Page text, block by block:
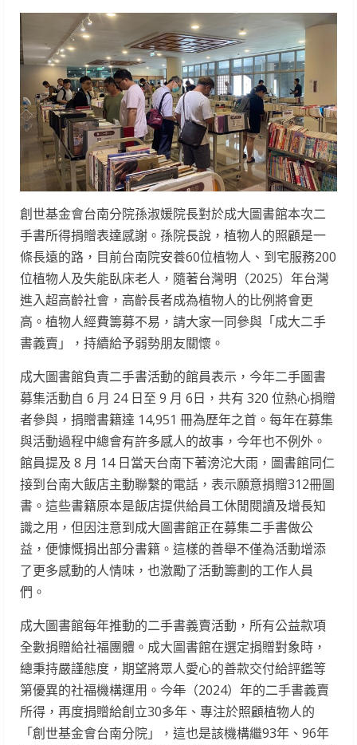
創世基金會台南分院孫淑媛院長對於成大圖書館本次二
手書所得捐贈表達感謝。孫院長說，植物人的照顧是一
條長遠的路，目前台南院安養60位植物人、到宅服務200
位植物人及失能臥床老人，隨著台灣明（2025）年台灣
進入超高齡社會，高齡長者成為植物人的比例將會更
高。植物人經費籌募不易，請大家一同參與「成大二手
書義賣」，持續給予弱勢朋友關懷。
成大圖書館負責二手書活動的館員表示，今年二手圖書
募集活動自 6 月 24 日至 9 月 6日，共有 320 位熱心捐贈
者參與，捐贈書籍達 14,951 冊為歷年之首。每年在募集
與活動過程中總會有許多感人的故事，今年也不例外。
館員提及 8 月 14 日當天台南下著滂沱大雨，圖書館同仁
接到台南大飯店主動聯繫的電話，表示願意捐贈312冊圖
書。這些書籍原本是飯店提供給員工休閒閱讀及增長知
識之用，但因注意到成大圖書館正在募集二手書做公
益，便慷慨捐出部分書籍。這樣的善舉不僅為活動增添
了更多感動的人情味，也激勵了活動籌劃的工作人員
們。
成大圖書館每年推動的二手書義賣活動，所有公益款項
全數捐贈給社福團體。成大圖書館在選定捐贈對象時，
總秉持嚴謹態度，期望將眾人愛心的善款交付給評鑑等
第優異的社福機構運用。今年 （2024）年的二手書義賣
所得，再度捐贈給創立30多年、專注於照顧植物人的
「創世基金會台南分院」，這也是該機構繼93年、96年